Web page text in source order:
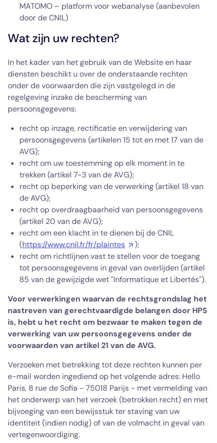
MATOMO – platform voor webanalyse (aanbevolen
door de CNIL)
Wat zijn uw rechten?
In het kader van het gebruik van de Website en haar
diensten beschikt u over de onderstaande rechten
onder de voorwaarden die zijn vastgelegd in de
regelgeving inzake de bescherming van
persoonsgegevens:
recht op inzage, rectificatie en verwijdering van
persoonsgegevens (artikelen 15 tot en met 17 van de
AVG);
recht om uw toestemming op elk moment in te
trekken (artikel 7-3 van de AVG);
recht op beperking van de verwerking (artikel 18 van
de AVG);
recht op overdraagbaarheid van persoonsgegevens
(artikel 20 van de AVG);
recht om een klacht in te dienen bij de CNIL
(https://www.cnil.fr/fr/plaintes
);
recht om richtlijnen vast te stellen voor de toegang
tot persoonsgegevens in geval van overlijden (artikel
85 van de gewijzigde wet "Informatique et Libertés").
Voor verwerkingen waarvan de rechtsgrondslag het
nastreven van gerechtvaardigde belangen door HPS
is, hebt u het recht om bezwaar te maken tegen de
verwerking van uw persoonsgegevens onder de
voorwaarden van artikel 21 van de AVG.
Verzoeken met betrekking tot deze rechten kunnen per
e-mail worden ingediend op het volgende adres: Hello
Paris, 8 rue de Sofia - 75018 Parijs - met vermelding van
het onderwerp van het verzoek (betrokken recht) en met
bijvoeging van een bewijsstuk ter staving van uw
identiteit (indien nodig) of van de volmacht in geval van
vertegenwoordiging.